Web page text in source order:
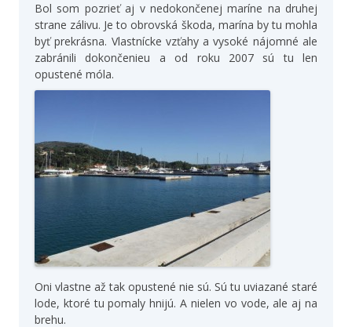
Bol som pozrieť aj v nedokončenej maríne na druhej
strane zálivu. Je to obrovská škoda, marína by tu mohla
byť prekrásna. Vlastnícke vzťahy a vysoké nájomné ale
zabránili dokončenieu a od roku 2007 sú tu len
opustené móla.
Oni vlastne až tak opustené nie sú. Sú tu uviazané staré
lode, ktoré tu pomaly hnijú. A nielen vo vode, ale aj na
brehu.